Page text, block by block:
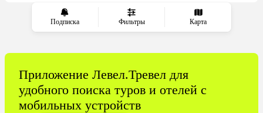
Подписка Фильтры Карта
Приложение Левел.Тревел для
удобного поиска туров и отелей с
мобильных устройств